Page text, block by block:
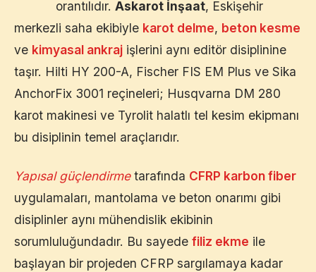
orantılıdır. Askarot İnşaat, Eskişehir
merkezli saha ekibiyle karot delme, beton kesme
ve kimyasal ankraj işlerini aynı editör disiplinine
taşır. Hilti HY 200-A, Fischer FIS EM Plus ve Sika
AnchorFix 3001 reçineleri; Husqvarna DM 280
karot makinesi ve Tyrolit halatlı tel kesim ekipmanı
bu disiplinin temel araçlarıdır.
Yapısal güçlendirmetarafında CFRP karbon fiber
uygulamaları, mantolama ve beton onarımı gibi
disiplinler aynı mühendislik ekibinin
sorumluluğundadır. Bu sayede filiz ekme ile
başlayan bir projeden CFRP sargılamaya kadar